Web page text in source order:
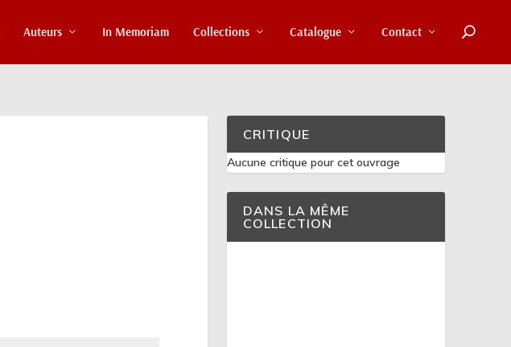
Auteurs In Memoriam Collections Catalogue Contact
CRITIQUE
Aucune critique pour cet ouvrage
DANS LA MÊME
COLLECTION